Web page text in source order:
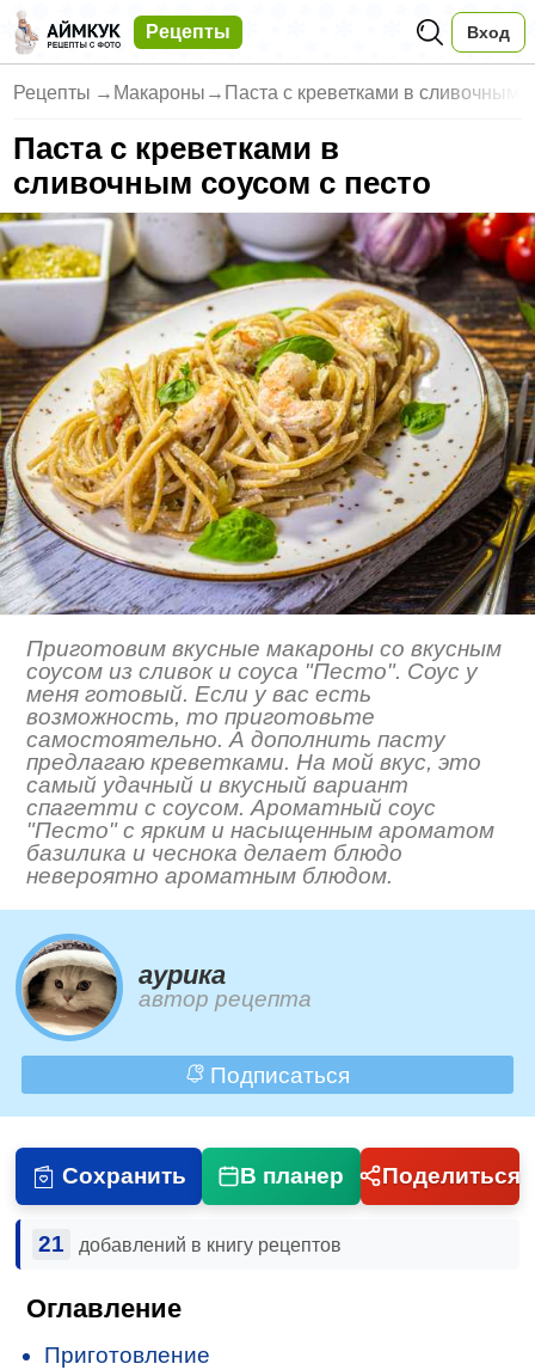
Рецепты Вход
Рецепты → Макароны → Паста с креветками в сливочным
Паста с креветками в
сливочным соусом с песто
Приготовим вкусные макароны со вкусным
соусом из сливок и соуса "Песто". Соус у
меня готовый. Если у вас есть
возможность, то приготовьте
самостоятельно. А дополнить пасту
предлагаю креветками. На мой вкус, это
самый удачный и вкусный вариант
спагетти с соусом. Ароматный соус
"Песто" с ярким и насыщенным ароматом
базилика и чеснока делает блюдо
невероятно ароматным блюдом.
aурика
автор рецепта
Подписаться
Сохранить В планер Поделиться
21 добавлений в книгу рецептов
Оглавление
Приготовление